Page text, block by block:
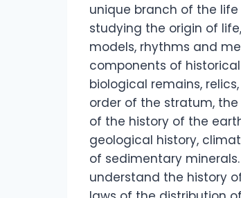
unique branch of the
studying the origin of
models, rhythms and
components of
biological remains,
order of the stratum,
of the history of the
geological history,
of sedimentary
understand the history